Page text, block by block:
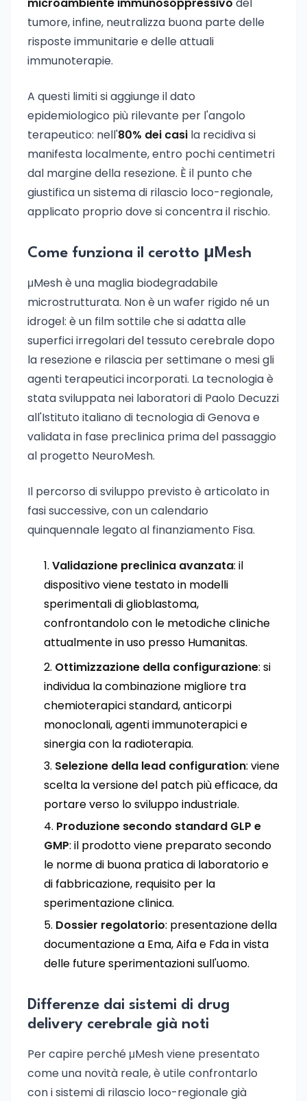
tumore, infine, neutralizza buona parte delle
risposte immunitarie e delle attuali
immunoterapie.
A questi limiti si aggiunge il dato
epidemiologico più rilevante per l'angolo
terapeutico: nell'80% dei casi la recidiva si
manifesta localmente, entro pochi centimetri
dal margine della resezione. È il punto che
giustifica un sistema di rilascio loco-regionale,
applicato proprio dove si concentra il rischio.
Come funziona il cerotto μMesh
μMesh è una maglia biodegradabile
microstrutturata. Non è un wafer rigido né un
idrogel: è un film sottile che si adatta alle
superfici irregolari del tessuto cerebrale dopo
la resezione e rilascia per settimane o mesi gli
agenti terapeutici incorporati. La tecnologia è
stata sviluppata nei laboratori di Paolo Decuzzi
all'Istituto italiano di tecnologia di Genova e
validata in fase preclinica prima del passaggio
al progetto NeuroMesh.
Il percorso di sviluppo previsto è articolato in
fasi successive, con un calendario
quinquennale legato al finanziamento Fisa.
Validazione preclinica avanzata: il
dispositivo viene testato in modelli
sperimentali di glioblastoma,
confrontandolo con le metodiche cliniche
attualmente in uso presso Humanitas.
Ottimizzazione della configurazione: si
individua la combinazione migliore tra
chemioterapici standard, anticorpi
monoclonali, agenti immunoterapici e
sinergia con la radioterapia.
Selezione della lead configuration: viene
scelta la versione del patch più efficace, da
portare verso lo sviluppo industriale.
Produzione secondo standard GLP e
GMP: il prodotto viene preparato secondo
le norme di buona pratica di laboratorio e
di fabbricazione, requisito per la
sperimentazione clinica.
Dossier regolatorio: presentazione della
documentazione a Ema, Aifa e Fda in vista
delle future sperimentazioni sull'uomo.
Differenze dai sistemi di drug
delivery cerebrale già noti
Per capire perché μMesh viene presentato
come una novità reale, è utile confrontarlo
con i sistemi di rilascio loco-regionale già